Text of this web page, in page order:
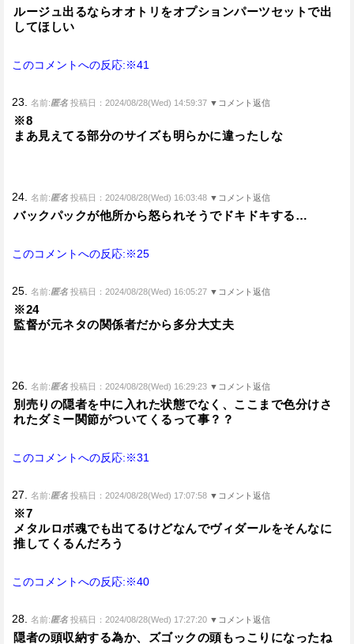
ルージュ出るならオオトリをオプションパーツセットで出
してほしい
このコメントへの反応:※41
23. 名前:匿名 投稿日：2024/08/28(Wed) 14:59:37 ▼コメント返信
※8
まあ見えてる部分のサイズも明らかに違ったしな
24. 名前:匿名 投稿日：2024/08/28(Wed) 16:03:48 ▼コメント返信
バックパックが他所から怒られそうでドキドキする…
このコメントへの反応:※25
25. 名前:匿名 投稿日：2024/08/28(Wed) 16:05:27 ▼コメント返信
※24
監督が元ネタの関係者だから多分大丈夫
26. 名前:匿名 投稿日：2024/08/28(Wed) 16:29:23 ▼コメント返信
別売りの隠者を中に入れた状態でなく、ここまで色分けさ
れたダミー関節がついてくるって事？？
このコメントへの反応:※31
27. 名前:匿名 投稿日：2024/08/28(Wed) 17:07:58 ▼コメント返信
※7
メタルロボ魂でも出てるけどなんでヴィダールをそんなに
推してくるんだろう
このコメントへの反応:※40
28. 名前:匿名 投稿日：2024/08/28(Wed) 17:27:20 ▼コメント返信
隠者の頭収納する為か、ズゴックの頭もっこりになったね